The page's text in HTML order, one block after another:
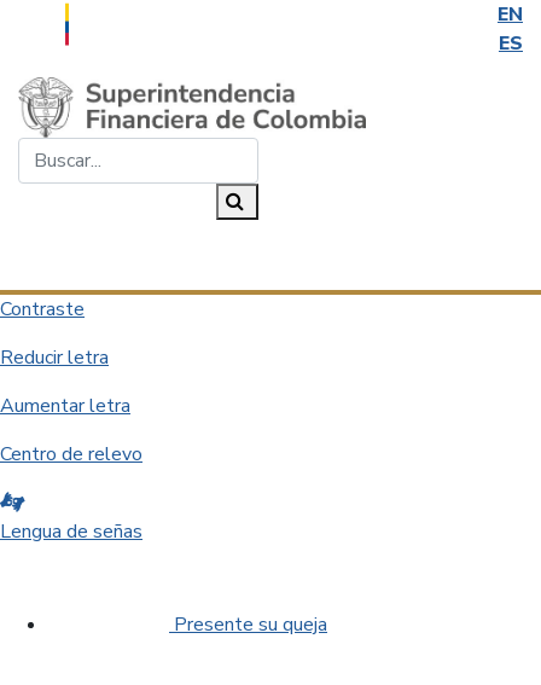
EN
ES
Saltar al contenido principal
Contraste
Reducir letra
Aumentar letra
Centro de relevo
Lengua de señas
Presente su queja